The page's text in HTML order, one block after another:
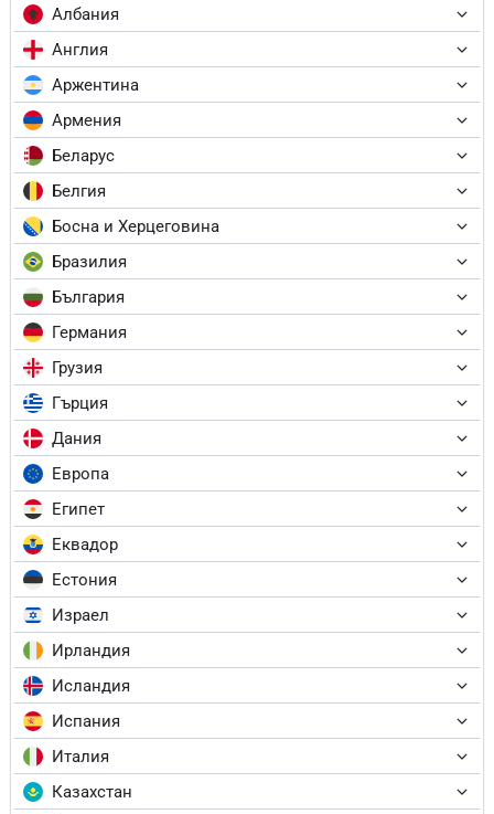
Албания
Англия
Аржентина
Армения
Беларус
Белгия
Босна и Херцеговина
Бразилия
България
Германия
Грузия
Гърция
Дания
Европа
Египет
Еквадор
Естония
Израел
Ирландия
Исландия
Испания
Италия
Казахстан